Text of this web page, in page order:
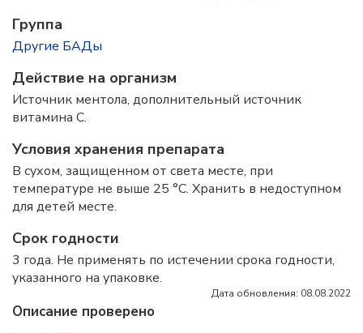
Группа
Другие БАДы
Действие на организм
Источник ментола, дополнительный источник
витамина С.
Условия хранения препарата
В сухом, защищенном от света месте, при
температуре не выше 25 °C. Хранить в недоступном
для детей месте.
Срок годности
3 года. Не применять по истечении срока годности,
указанного на упаковке.
Дата обновления: 08.08.2022
Описание проверено